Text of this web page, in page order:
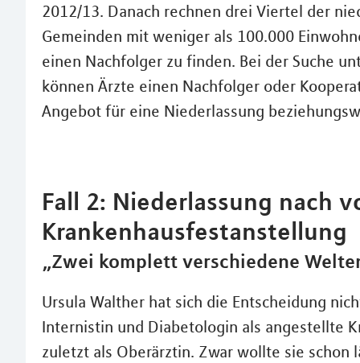
2012/13. Danach rechnen drei Viertel der
Gemeinden mit weniger als 100.000
einen Nachfolger zu finden. Bei der Suche
können Ärzte einen Nachfolger oder
Angebot für eine Niederlassung
Fall 2: Niederlassung nach
Krankenhausfestanstellung
„Zwei komplett verschiedene
Ursula Walther hat sich die Entscheidung
Internistin und Diabetologin als angestellte
zuletzt als Oberärztin. Zwar wollte sie